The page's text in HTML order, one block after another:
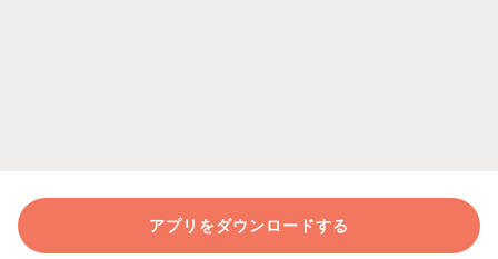
アプリをダウンロードする